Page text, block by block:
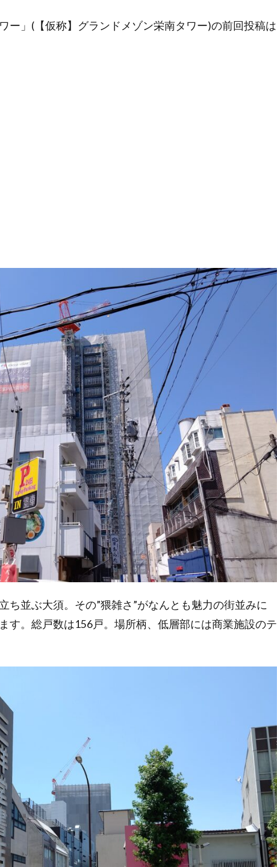
ー」(【仮称】グランドメゾン栄南タワー)の前回投稿は
ち並ぶ大須。その”猥雑さ”がなんとも魅力の街並みに
す。総戸数は156戸。場所柄、低層部には商業施設のテ